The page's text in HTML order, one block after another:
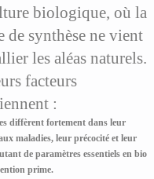
biologique, où la
de synthèse ne vient
les aléas naturels.
facteurs
:
diffèrent fortement dans leur
maladies, leur précocité et leur
de paramètres essentiels en bio
prime.